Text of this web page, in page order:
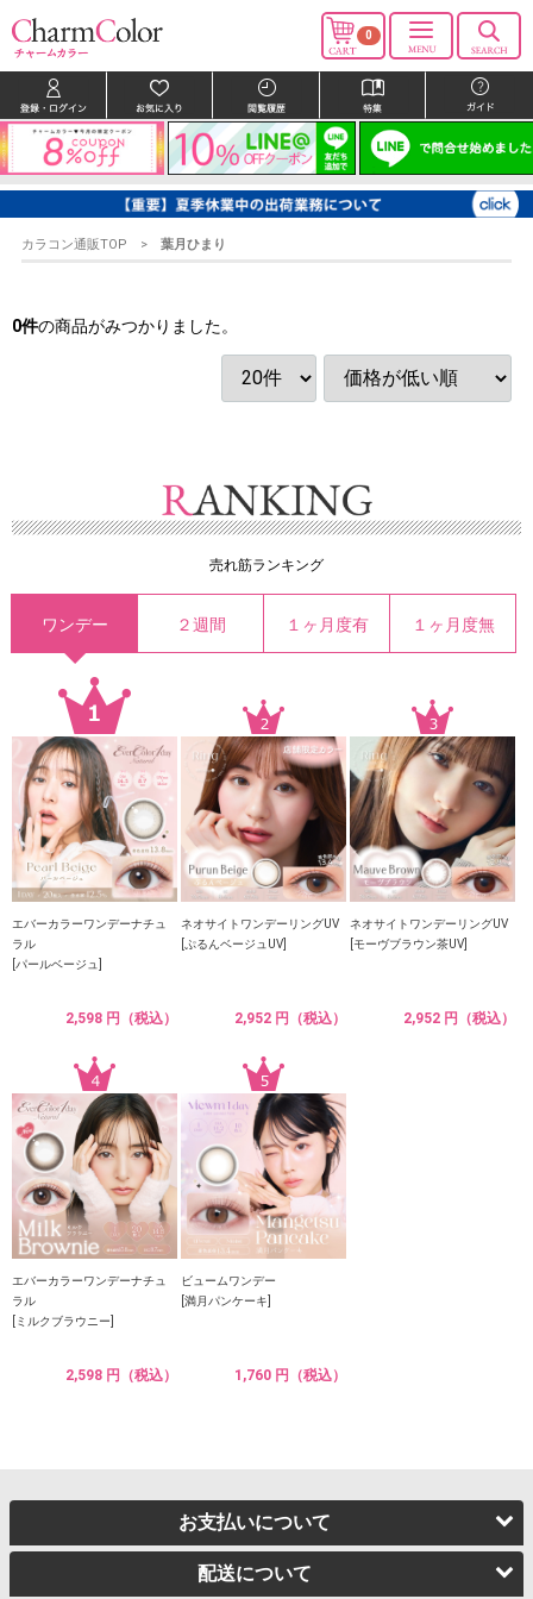
0
カラコン通販TOP 葉月ひまり
0件の商品がみつかりました。
売れ筋ランキング
ワンデー ２週間 １ヶ月度有 １ヶ月度無
エバーカラーワンデーナチュ
ラル
[パールベージュ]
2,598 円（税込）
ネオサイトワンデーリングUV
[ぷるんベージュUV]
2,952 円（税込）
ネオサイトワンデーリングUV
[モーヴブラウン茶UV]
2,952 円（税込）
エバーカラーワンデーナチュ
ラル
[ミルクブラウニー]
2,598 円（税込）
ビュームワンデー
[満月パンケーキ]
1,760 円（税込）
お支払いについて
配送について